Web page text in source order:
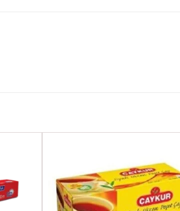
Ekle